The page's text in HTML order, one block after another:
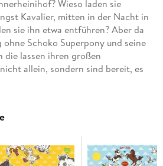
Wieso laden sie
Kavalier, mitten in der Nacht in
sie ihn etwa entführen? Aber da
ohne Schoko Superpony und seine
die lassen ihren großen
allein, sondern sind bereit, es